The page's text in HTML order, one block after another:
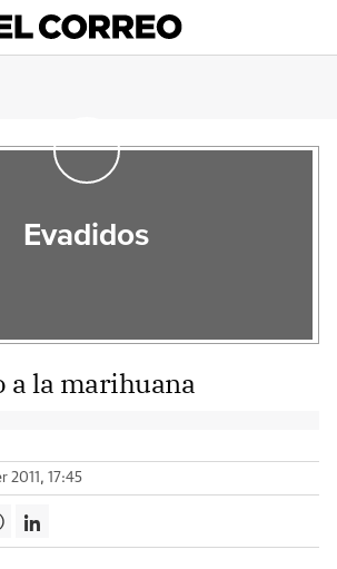
Evadidos
a la marihuana
2011, 17:45